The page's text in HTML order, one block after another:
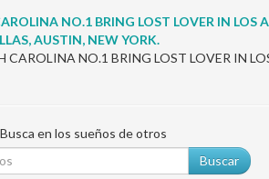
NO.1 BRING LOST LOVER IN LOS
AUSTIN, NEW YORK.
NO.1 BRING LOST LOVER IN
Busca en los sueños de otros
Buscar